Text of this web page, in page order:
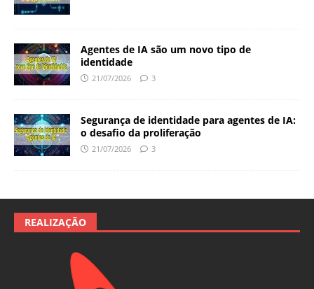
Agentes de IA são um novo tipo de
identidade
21/07/2026 3
Segurança de identidade para agentes de IA:
o desafio da proliferação
21/07/2026 3
REALIZAÇÃO